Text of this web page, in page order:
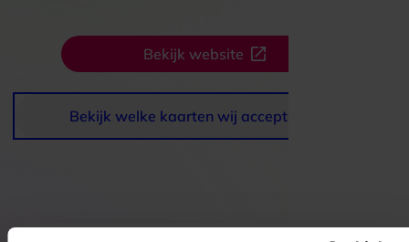
Bekijk website
Bekijk welke kaarten wij accepteren